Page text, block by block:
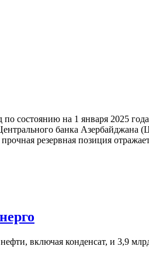
состоянию на 1 января 2025
банка Азербайджана
резервная позиция
включая конденсат, и 3,9